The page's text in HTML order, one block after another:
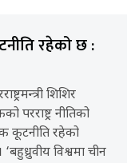
रहेको छ :
शिशिर
परराष्ट्र नीतिको
कूटनीति रहेको
विश्वमा चीन